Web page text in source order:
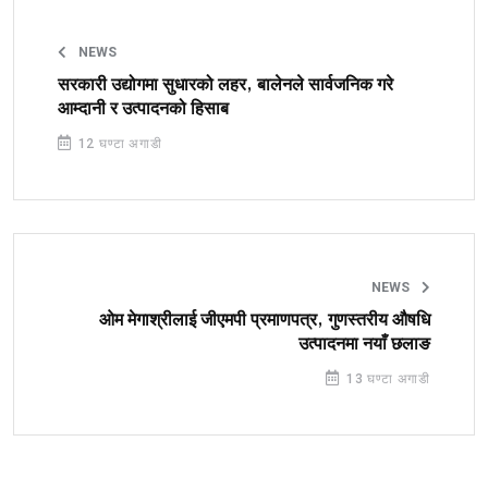
NEWS
सरकारी उद्योगमा सुधारको लहर, बालेनले सार्वजनिक गरे
आम्दानी र उत्पादनको हिसाब
12 घण्टा अगाडी
NEWS
ओम मेगाश्रीलाई जीएमपी प्रमाणपत्र, गुणस्तरीय औषधि
उत्पादनमा नयाँ छलाङ
13 घण्टा अगाडी